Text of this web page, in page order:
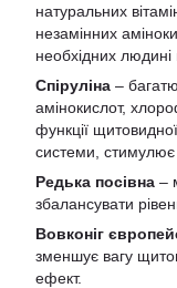
натуральних
незамінних
необхідних людині
Спіруліна –
амінокислот,
функції
системи, стимулює
Редька посівна –
збалансувати
Вовконіг
зменшує вагу
ефект.